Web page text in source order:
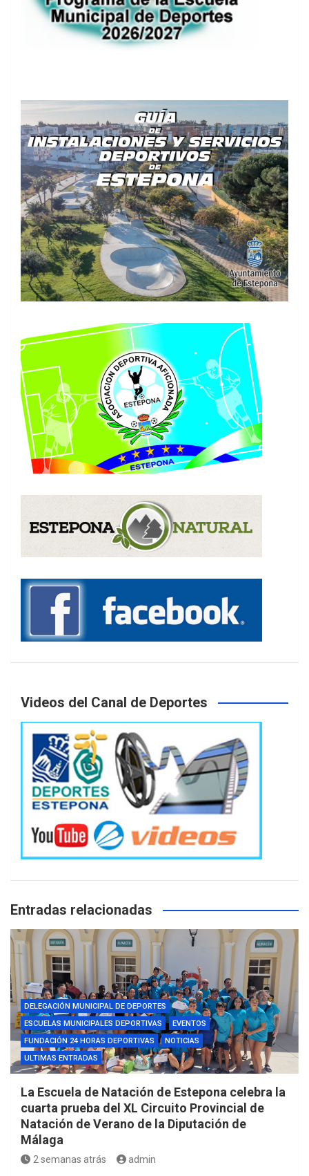
Videos del Canal de Deportes
Entradas relacionadas
DELEGACIÓN MUNICIPAL DE DEPORTES
ESCUELAS MUNICIPALES DEPORTIVAS
EVENTOS
FUNDACIÓN 24 HORAS DEPORTIVAS
NOTICIAS
ULTIMAS ENTRADAS
La Escuela de Natación de Estepona celebra la
cuarta prueba del XL Circuito Provincial de
Natación de Verano de la Diputación de
Málaga
2 semanas atrás admin